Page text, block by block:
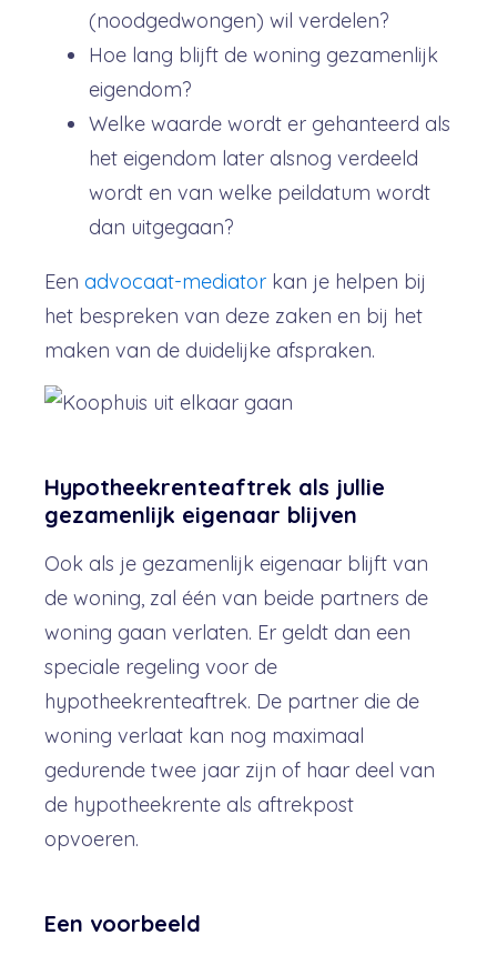
(noodgedwongen) wil verdelen?
Hoe lang blijft de woning gezamenlijk
eigendom?
Welke waarde wordt er gehanteerd als
het eigendom later alsnog verdeeld
wordt en van welke peildatum wordt
dan uitgegaan?
Een advocaat-mediator kan je helpen bij
het bespreken van deze zaken en bij het
maken van de duidelijke afspraken.
Hypotheekrenteaftrek als jullie
gezamenlijk eigenaar blijven
Ook als je gezamenlijk eigenaar blijft van
de woning, zal één van beide partners de
woning gaan verlaten. Er geldt dan een
speciale regeling voor de
hypotheekrenteaftrek. De partner die de
woning verlaat kan nog maximaal
gedurende twee jaar zijn of haar deel van
de hypotheekrente als aftrekpost
opvoeren.
Een voorbeeld